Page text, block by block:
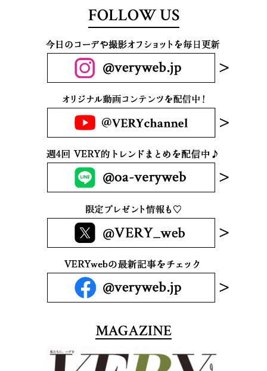
FOLLOW US
MAGAZINE